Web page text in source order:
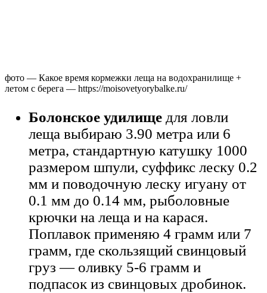
фото — Какое время кормежки леща на водохранилище +
летом с берега — https://moisovetyorybalke.ru/
Болонское удилище для ловли
леща выбираю 3.90 метра или 6
метра, стандартную катушку 1000
размером шпули, суффикс леску 0.2
мм и поводочную леску игуану от
0.1 мм до 0.14 мм, рыболовные
крючки на леща и на карася.
Поплавок применяю 4 грамм или 7
грамм, где скользящий свинцовый
груз — оливку 5-6 грамм и
подпасок из свинцовых дробинок.